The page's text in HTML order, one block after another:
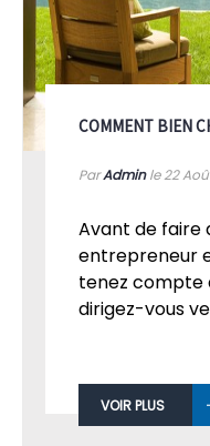
COMMENT BIEN
ParAdminle 22
Avant de faire
entrepreneur
tenez compte
dirigez-vous
VOIR PLUS